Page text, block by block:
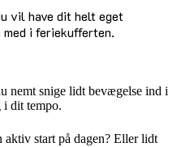
vil have dit helt eget
i feriekufferten.
nemt snige lidt bevægelse ind i
i dit tempo.
aktiv start på dagen? Eller lidt